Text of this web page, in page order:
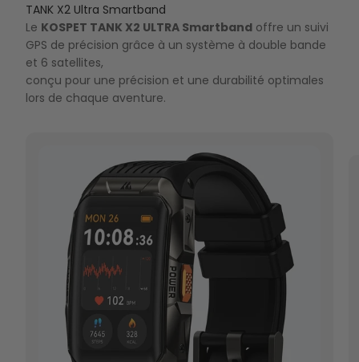
TANK X2 Ultra Smartband
Le KOSPET TANK X2 ULTRA Smartband offre un suivi
GPS de précision grâce à un système à double bande
et 6 satellites,
conçu pour une précision et une durabilité optimales
lors de chaque aventure.